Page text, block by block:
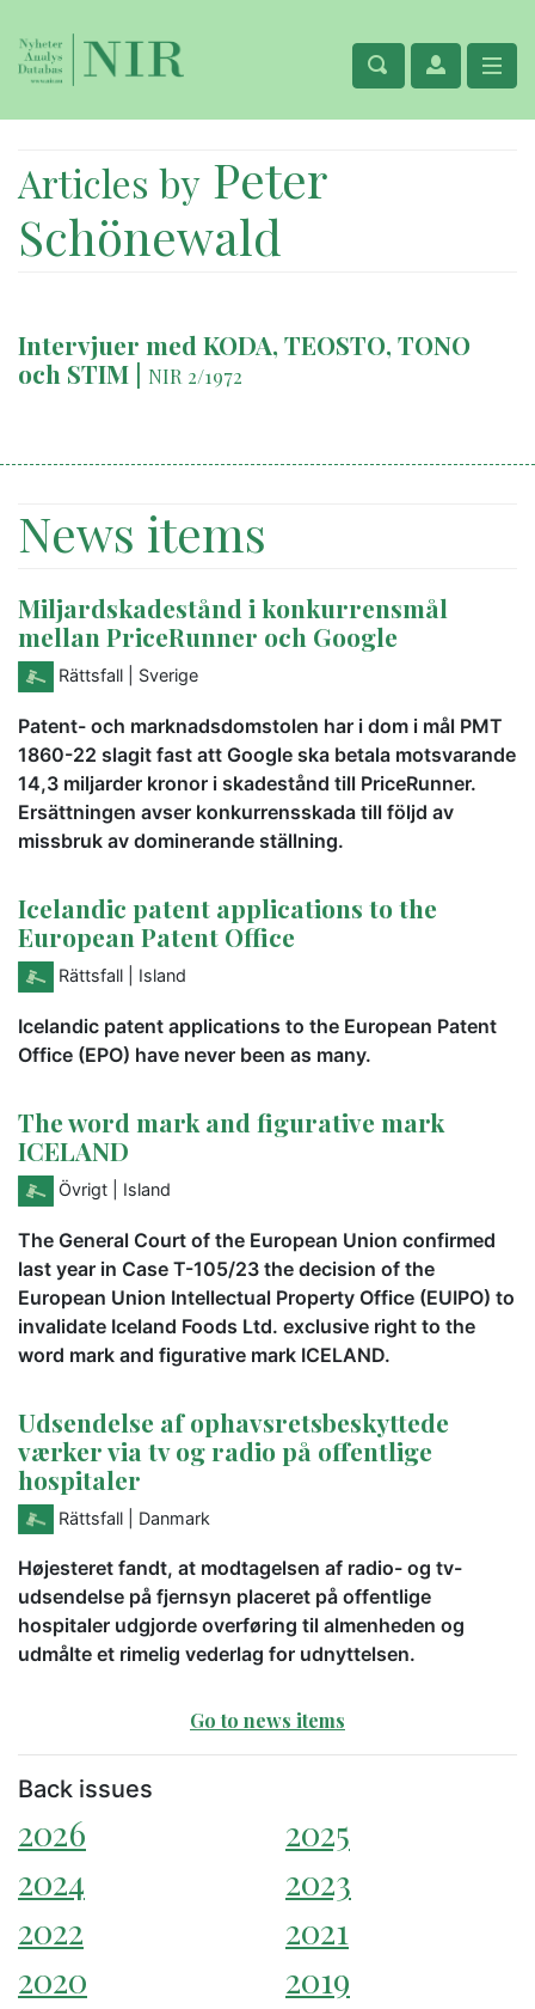
Articles by Peter
Schönewald
Intervjuer med KODA, TEOSTO, TONO
och STIM | NIR 2/1972
News items
Miljardskadestånd i konkurrensmål
mellan PriceRunner och Google
Rättsfall | Sverige
Patent- och marknadsdomstolen har i dom i mål PMT
1860-22 slagit fast att Google ska betala motsvarande
14,3 miljarder kronor i skadestånd till PriceRunner.
Ersättningen avser konkurrensskada till följd av
missbruk av dominerande ställning.
Icelandic patent applications to the
European Patent Office
Rättsfall | Island
Icelandic patent applications to the European Patent
Office (EPO) have never been as many.
The word mark and figurative mark
ICELAND
Övrigt | Island
The General Court of the European Union confirmed
last year in Case T-105/23 the decision of the
European Union Intellectual Property Office (EUIPO) to
invalidate Iceland Foods Ltd. exclusive right to the
word mark and figurative mark ICELAND.
Udsendelse af ophavsretsbeskyttede
værker via tv og radio på offentlige
hospitaler
Rättsfall | Danmark
Højesteret fandt, at modtagelsen af radio- og tv-
udsendelse på fjernsyn placeret på offentlige
hospitaler udgjorde overføring til almenheden og
udmålte et rimelig vederlag for udnyttelsen.
Go to news items
Back issues
2026
2025
2024
2023
2022
2021
2020
2019